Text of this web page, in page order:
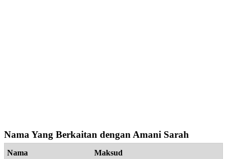
Nama Yang Berkaitan dengan Amani Sarah
Nama Maksud